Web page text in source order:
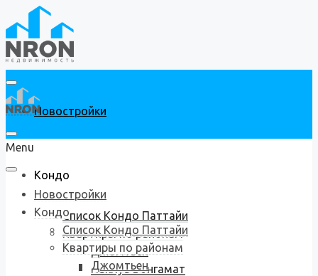
Новостройки
Кондо
Список Кондо Паттайи
Квартиры по районам
Джомтьен
Наклуа Вонгамат
Menu
Новостройки
Кондо
Список Кондо Паттайи
Квартиры по районам
Джомтьен